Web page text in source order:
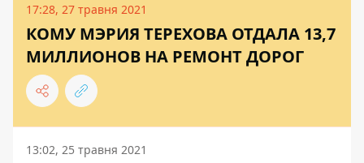
17:28, 27 травня 2021
КОМУ МЭРИЯ ТЕРЕХОВА ОТДАЛА 13,7
МИЛЛИОНОВ НА РЕМОНТ ДОРОГ
13:02, 25 травня 2021